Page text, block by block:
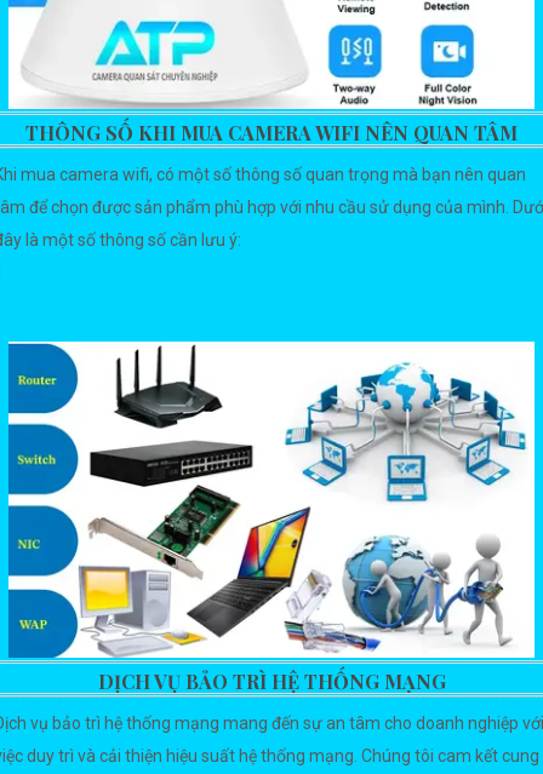
THÔNG SỐ KHI MUA CAMERA WIFI NÊN QUAN TÂM
mua camera wifi, có một số thông số quan trọng mà bạn nên quan
để chọn được sản phẩm phù hợp với nhu cầu sử dụng của mình.
là một số thông số cần lưu ý:
DỊCH VỤ BẢO TRÌ HỆ THỐNG MẠNG
vụ bảo trì hệ thống mạng mang đến sự an tâm cho doanh nghiệp với
duy trì và cải thiện hiệu suất hệ thống mạng. Chúng tôi cam kết cung